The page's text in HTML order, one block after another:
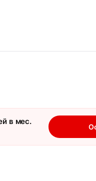
в мес.